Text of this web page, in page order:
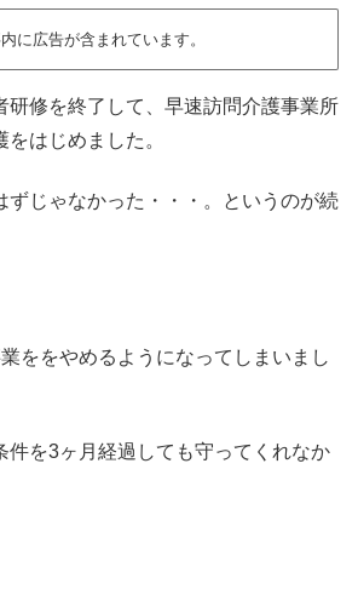
に広告が含まれています。
研修を終了して、早速訪問介護事業所
はじめました。
ずじゃなかった・・・。というのが続
ををやめるようになってしまいまし
件を3ヶ月経過しても守ってくれなか